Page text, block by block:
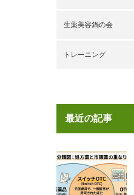
生薬美容鍋の会
トレーニング
最近の記事